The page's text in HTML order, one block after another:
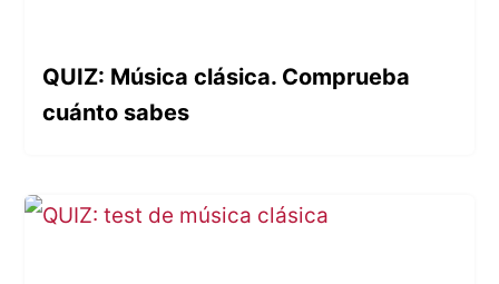
QUIZ: Música clásica. Comprueba
cuánto sabes